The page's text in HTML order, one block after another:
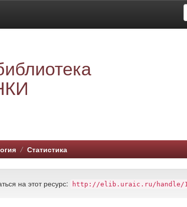
Статистика
на этот ресурс: http://elib.uraic.ru/handle/